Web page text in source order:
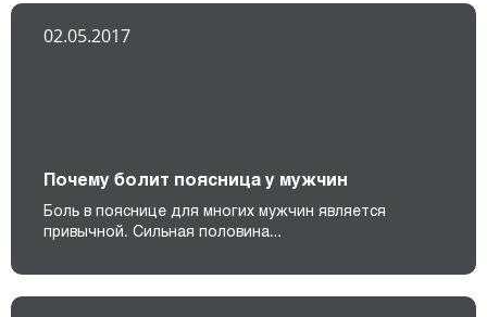
02.05.2017
Почему болит поясница у мужчин
Боль в пояснице для многих мужчин является
привычной. Сильная половина…